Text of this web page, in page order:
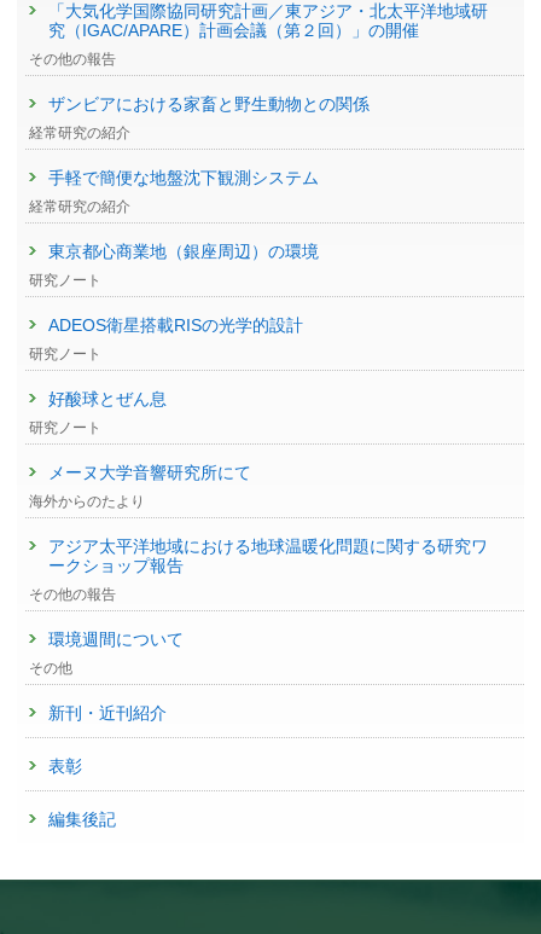
「大気化学国際協同研究計画／東アジア・北太平洋地域研
究（IGAC/APARE）計画会議（第２回）」の開催
その他の報告
ザンビアにおける家畜と野生動物との関係
経常研究の紹介
手軽で簡便な地盤沈下観測システム
経常研究の紹介
東京都心商業地（銀座周辺）の環境
研究ノート
ADEOS衛星搭載RISの光学的設計
研究ノート
好酸球とぜん息
研究ノート
メーヌ大学音響研究所にて
海外からのたより
アジア太平洋地域における地球温暖化問題に関する研究ワ
ークショップ報告
その他の報告
環境週間について
その他
新刊・近刊紹介
表彰
編集後記